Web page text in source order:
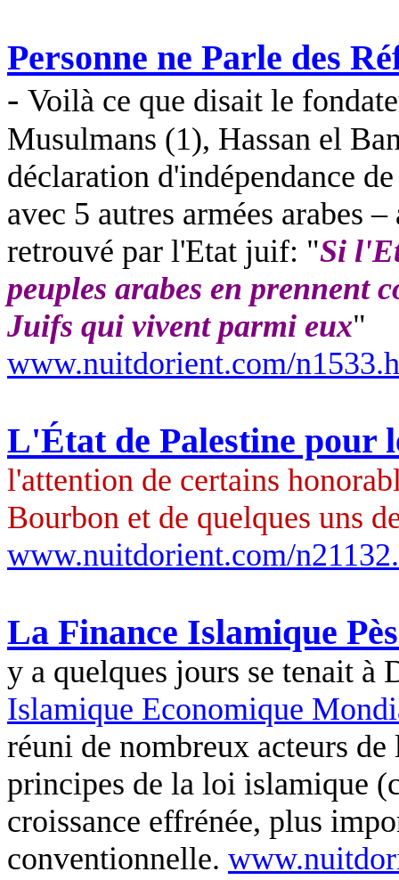
Personne ne Parle des
- Voilà ce que disait le
Musulmans (1), Hassan el
déclaration d'indépendance
avec 5 autres armées arabes
retrouvé par l'Etat juif: "Si
peuples arabes en prennent
Juifs qui vivent parmi eux"
www.nuitdorient.com/
L'État de Palestine pour
l'attention de certains
Bourbon et de quelques uns
www.nuitdorient.com/
La Finance Islamique
y a quelques jours se tenait à
Islamique Economique
réuni de nombreux acteurs
principes de la loi islamique
croissance effrénée, plus
conventionnelle.